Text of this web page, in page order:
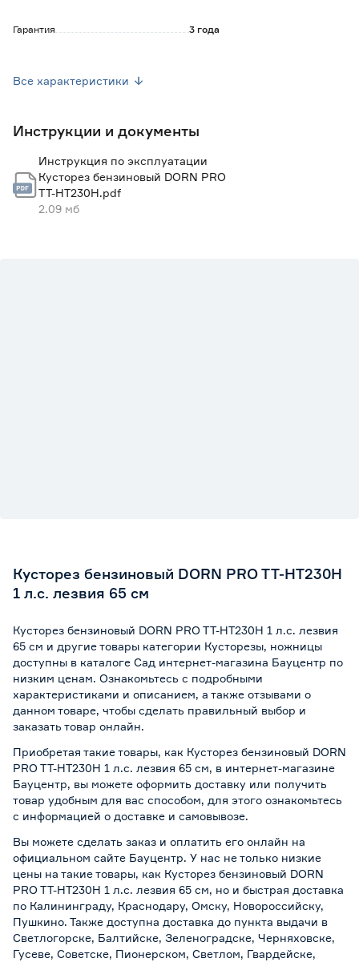
Гарантия 3 года
Вес брутто (кг) 6
Все характеристики
Инструкции и документы
Инструкция по эксплуатации
Кусторез бензиновый DORN PRO
TT-HT230H.pdf
2.09 мб
Кусторез бензиновый DORN PRO TT-HT230H
1 л.с. лезвия 65 см
Кусторез бензиновый DORN PRO TT-HT230H 1 л.с. лезвия
65 см и другие товары категории Кусторезы, ножницы
доступны в каталоге Сад интернет-магазина Бауцентр по
низким ценам. Ознакомьтесь с подробными
характеристиками и описанием, а также отзывами о
данном товаре, чтобы сделать правильный выбор и
заказать товар онлайн.
Приобретая такие товары, как Кусторез бензиновый DORN
PRO TT-HT230H 1 л.с. лезвия 65 см, в интернет-магазине
Бауцентр, вы можете оформить доставку или получить
товар удобным для вас способом, для этого ознакомьтесь
с информацией о доставке и самовывозе.
Вы можете сделать заказ и оплатить его онлайн на
официальном сайте Бауцентр. У нас не только низкие
цены на такие товары, как Кусторез бензиновый DORN
PRO TT-HT230H 1 л.с. лезвия 65 см, но и быстрая доставка
по Калининграду, Краснодару, Омску, Новороссийску,
Пушкино. Также доступна доставка до пункта выдачи в
Светлогорске, Балтийске, Зеленоградске, Черняховске,
Гусеве, Советске, Пионерском, Светлом, Гвардейске,